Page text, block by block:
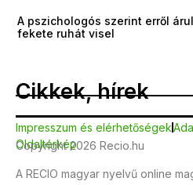
A pszichologós szerint erről
fekete ruhát visel
Cikkek, hírek
Impresszum és elérhetőségek
Oldaltérkép
Copyright 2026 Recio.hu
A RECIO magyar nyelvű online